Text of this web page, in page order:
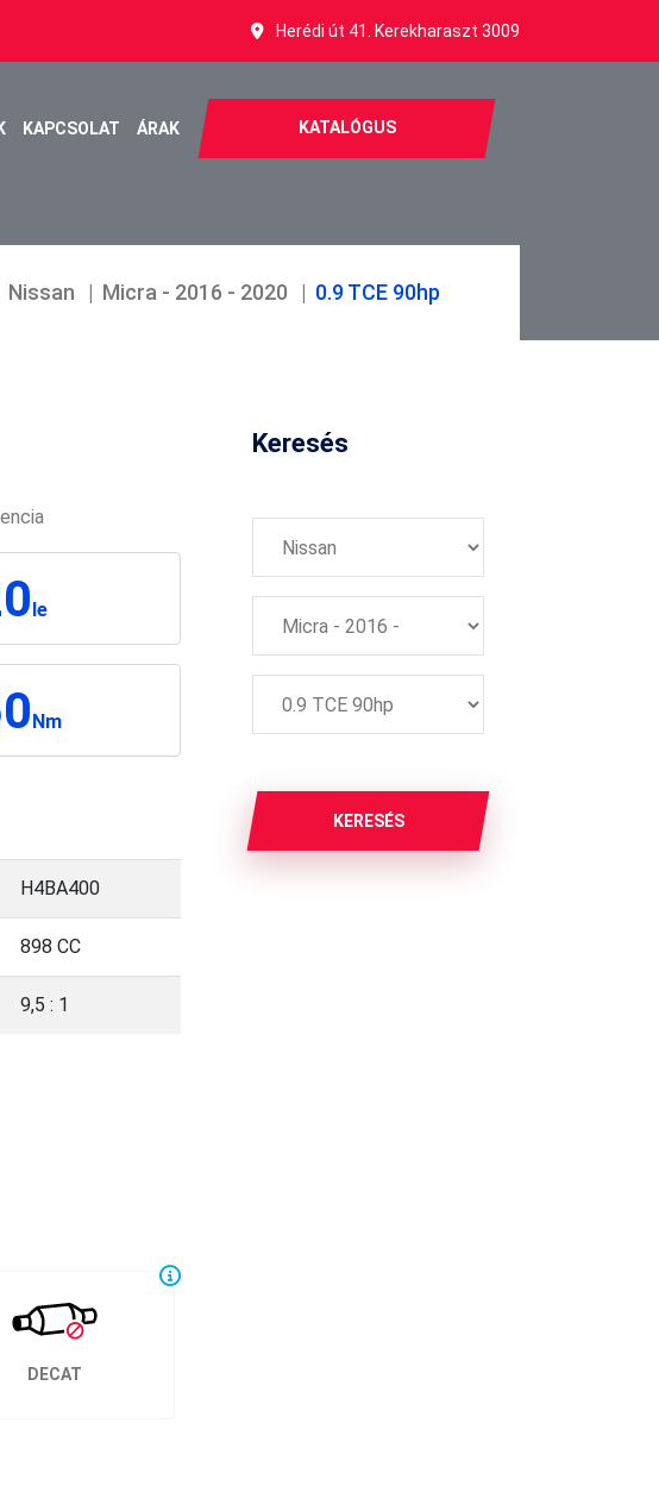
Herédi út 41. Kerekharaszt 3009
KAPCSOLAT ÁRAK KATALÓGUS
Nissan Micra - 2016 - 2020 0.9 TCE 90hp
le
Nm
H4BA400
898 CC
9,5 : 1
DECAT
Keresés
KERESÉS